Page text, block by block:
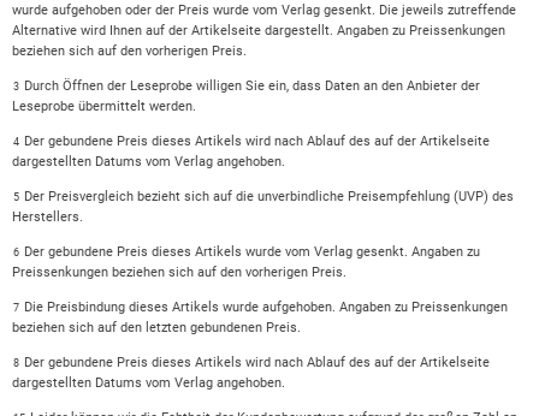
wurde aufgehoben oder der Preis wurde vom Verlag gesenkt. Die jeweils zutreffende
Alternative wird Ihnen auf der Artikelseite dargestellt. Angaben zu Preissenkungen
beziehen sich auf den vorherigen Preis.
3 Durch Öffnen der Leseprobe willigen Sie ein, dass Daten an den Anbieter der
Leseprobe übermittelt werden.
4 Der gebundene Preis dieses Artikels wird nach Ablauf des auf der Artikelseite
dargestellten Datums vom Verlag angehoben.
5 Der Preisvergleich bezieht sich auf die unverbindliche Preisempfehlung (UVP) des
Herstellers.
6 Der gebundene Preis dieses Artikels wurde vom Verlag gesenkt. Angaben zu
Preissenkungen beziehen sich auf den vorherigen Preis.
7 Die Preisbindung dieses Artikels wurde aufgehoben. Angaben zu Preissenkungen
beziehen sich auf den letzten gebundenen Preis.
8 Der gebundene Preis dieses Artikels wird nach Ablauf des auf der Artikelseite
dargestellten Datums vom Verlag angehoben.